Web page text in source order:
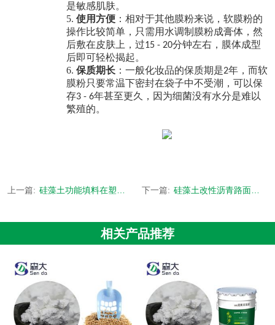
是敏感肌肤。
5. 使用方便：相对于其他膜粉来说，软膜粉的
操作比较简单，只需用水调制膜粉成膏体，然
后敷在皮肤上，过15 - 20分钟左右，膜体成型
后即可轻松揭起。
6. 保质期长：一般化妆品的保质期是2年，而软
膜粉只要常温下密封在袋子中不受潮，可以保
存3 - 6年甚至更久，因为细菌没有水分是难以
繁殖的。
上一篇: 下一篇: 硅藻土改性沥青路面的设计与施工
相关产品推荐